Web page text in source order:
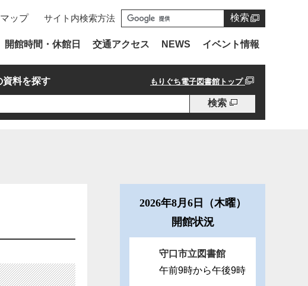
ップ サイト内検索方法 検索
開館時間・休館日 交通アクセス NEWS イベント情報
資料を探す もりぐち電子図書館トップ
検索
2026年8月6日（木曜）
開館状況
守口市立図書館
午前9時から午後9時